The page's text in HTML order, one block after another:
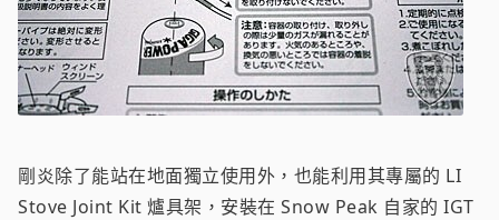
剛炎除了能站在地面獨立使用外，也能利用其專屬的 LI
Stove Joint Kit 爐具架，安裝在 Snow Peak 自家的 IGT